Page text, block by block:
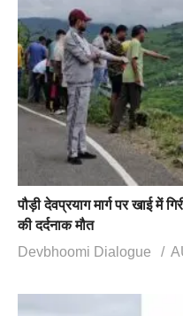
पौड़ी देवप्रयाग मार्ग पर खाई में
की दर्दनाक मौत
Devbhoomi Dialogue